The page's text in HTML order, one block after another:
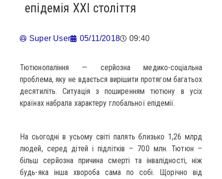
епідемія XXI століття
Super User 05/11/2018 09:40
Тютюнопаління — серйозна медико-соціальна
проблема, яку не вдається вирішити протягом багатьох
десятиліть. Ситуація з поширенням тютюну в усіх
країнах набрала характеру глобальної епідемії.
На сьогодні в усьому світі палять близько 1,26 млрд
людей, серед дітей і підлітків – 700 млн. Тютюн –
більш серйозна причина смерті та інвалідності, ніж
будь-яка інша хвороба сама по собі. Щорічно від